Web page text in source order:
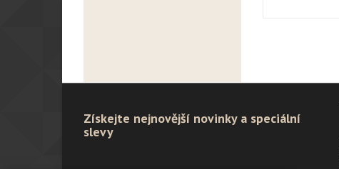
Získejte nejnovější novinky a speciální
slevy